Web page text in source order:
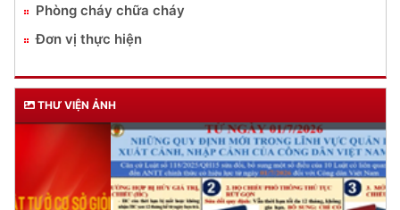
Phòng cháy chữa cháy
Đơn vị thực hiện
THƯ VIỆN ẢNH